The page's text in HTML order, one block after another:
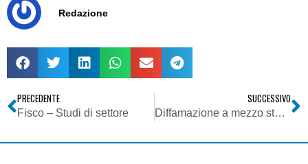
Redazione
PRECEDENTE
Fisco – Studi di settore
SUCCESSIVO
Diffamazione a mezzo stampa – I confini del diritto di cronaca giudiziaria